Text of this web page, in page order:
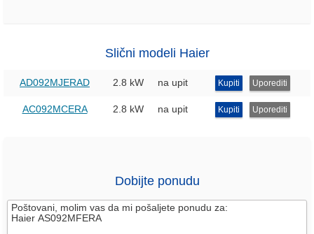
Slični modeli Haier
AD092MJERAD 2.8 kW na upit Kupiti Uporediti
AC092MCERA 2.8 kW na upit Kupiti Uporediti
Dobijte ponudu